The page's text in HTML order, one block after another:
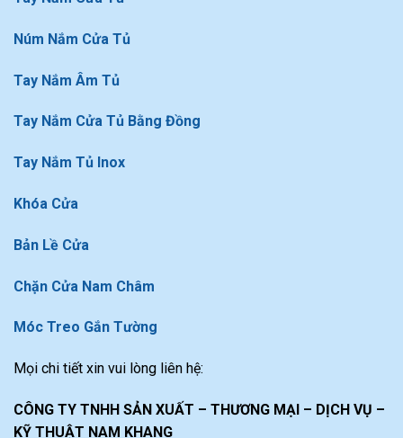
Núm Nắm Cửa Tủ
Tay Nắm Âm Tủ
Tay Nắm Cửa Tủ Bằng Đồng
Tay Nắm Tủ Inox
Khóa Cửa
Bản Lề Cửa
Chặn Cửa Nam Châm
Móc Treo Gắn Tường
Mọi chi tiết xin vui lòng liên hệ:
CÔNG TY TNHH SẢN XUẤT – THƯƠNG MẠI – DỊCH VỤ –
KỸ THUẬT NAM KHANG